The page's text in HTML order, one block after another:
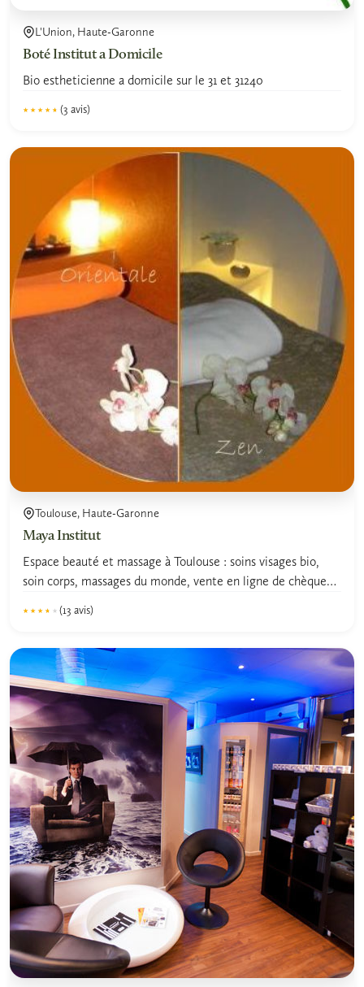
L'Union, Haute-Garonne
Boté Institut a Domicile
Bio estheticienne a domicile sur le 31 et 31240
★★★★★
★★★★★ (3 avis)
Toulouse, Haute-Garonne
Maya Institut
Espace beauté et massage à Toulouse : soins visages bio,
soin corps, massages du monde, vente en ligne de chèque
★★★★★
★★★★★ (13 avis)